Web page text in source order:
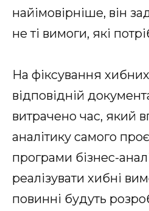
найімовірніше, він
не ті вимоги, які
На фіксування
відповідній
витрачено час, який
аналітику самого
програми бізнес-
реалізувати хибні
повинні будуть